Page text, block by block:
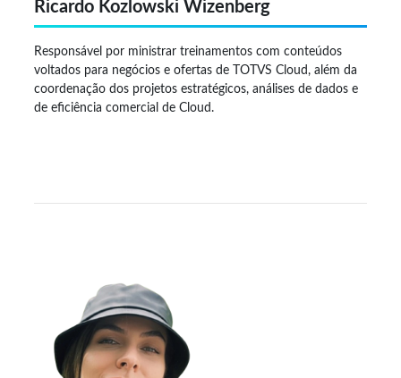
Ricardo Kozlowski Wizenberg
Responsável por ministrar treinamentos com conteúdos
voltados para negócios e ofertas de TOTVS Cloud, além da
coordenação dos projetos estratégicos, análises de dados e
de eficiência comercial de Cloud.